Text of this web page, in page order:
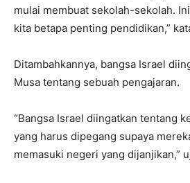
mulai membuat sekolah-sekolah.
kita betapa penting pendidikan,”
Ditambahkannya, bangsa Israel
Musa tentang sebuah pengajaran.
“Bangsa Israel diingatkan tentang
yang harus dipegang supaya
memasuki negeri yang dijanjikan,”